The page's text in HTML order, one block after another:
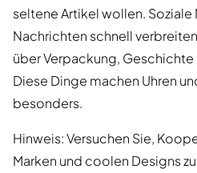
seltene Artikel wollen.
Nachrichten schnell
über Verpackung,
Diese Dinge machen Uhren
besonders.
Hinweis: Versuchen Sie,
Marken und coolen Designs